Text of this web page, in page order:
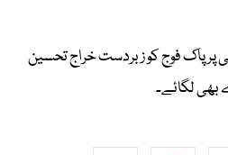
پر پاک فوج کو زبردست خراج تحسین
لگائے۔